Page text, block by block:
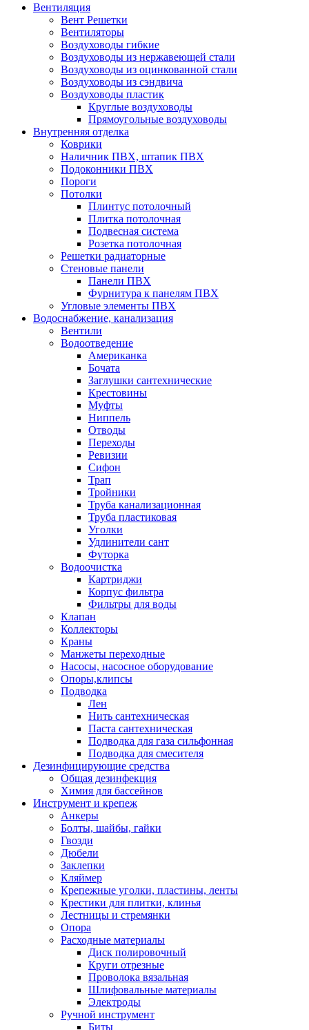
Вентиляция
Вент Решетки
Вентиляторы
Воздуховоды гибкие
Воздуховоды из нержавеющей стали
Воздуховоды из оцинкованной стали
Воздуховоды из сэндвича
Воздуховоды пластик
Круглые воздуховоды
Прямоугольные воздуховоды
Внутренняя отделка
Коврики
Наличник ПВХ, штапик ПВХ
Подоконники ПВХ
Пороги
Потолки
Плинтус потолочный
Плитка потолочная
Подвесная система
Розетка потолочная
Решетки радиаторные
Стеновые панели
Панели ПВХ
Фурнитура к панелям ПВХ
Угловые элементы ПВХ
Водоснабжение, канализация
Вентили
Водоотведение
Американка
Бочата
Заглушки сантехнические
Крестовины
Муфты
Ниппель
Отводы
Переходы
Ревизии
Сифон
Трап
Тройники
Труба канализационная
Труба пластиковая
Уголки
Удлинители сант
Футорка
Водоочистка
Картриджи
Корпус фильтра
Фильтры для воды
Клапан
Коллекторы
Краны
Манжеты переходные
Насосы, насосное оборудование
Опоры,клипсы
Подводка
Лен
Нить сантехническая
Паста сантехническая
Подводка для газа сильфонная
Подводка для смесителя
Дезинфицирующие средства
Общая дезинфекция
Химия для бассейнов
Инструмент и крепеж
Анкеры
Болты, шайбы, гайки
Гвозди
Дюбели
Заклепки
Кляймер
Крепежные уголки, пластины, ленты
Крестики для плитки, клинья
Лестницы и стремянки
Опора
Расходные материалы
Диск полировочный
Круги отрезные
Проволока вязальная
Шлифовальные материалы
Электроды
Ручной инструмент
Биты